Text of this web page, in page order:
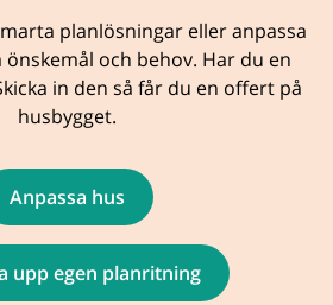
planlösningar eller anpassa
och behov. Har du en
in den så får du en offert på
husbygget.
Anpassa hus
upp egen planritning